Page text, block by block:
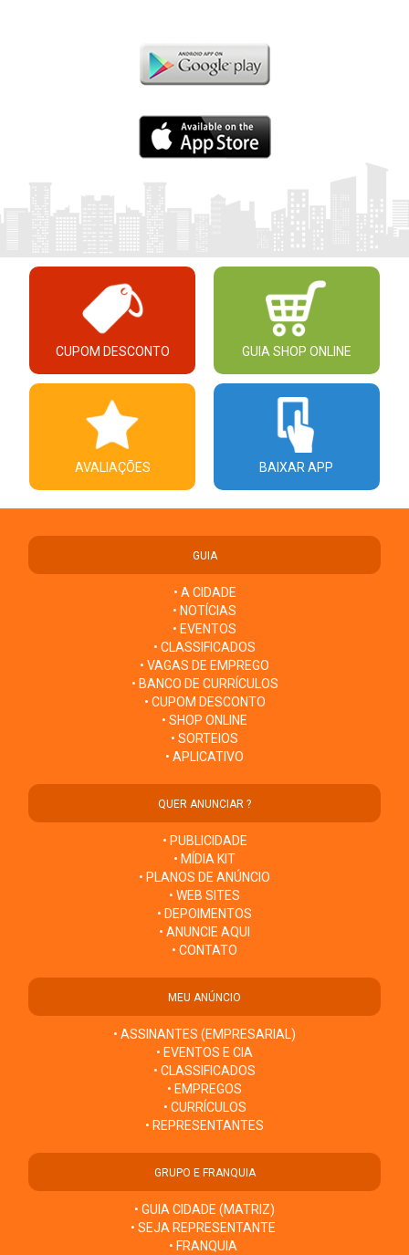
CUPOM DESCONTO GUIA SHOP ONLINE
AVALIAÇÕES BAIXAR APP
GUIA
• A CIDADE
• NOTÍCIAS
• EVENTOS
• CLASSIFICADOS
• VAGAS DE EMPREGO
• BANCO DE CURRÍCULOS
• CUPOM DESCONTO
• SHOP ONLINE
• SORTEIOS
• APLICATIVO
QUER ANUNCIAR ?
• PUBLICIDADE
• MÍDIA KIT
• PLANOS DE ANÚNCIO
• WEB SITES
• DEPOIMENTOS
• ANUNCIE AQUI
• CONTATO
MEU ANÚNCIO
• ASSINANTES (EMPRESARIAL)
• EVENTOS E CIA
• CLASSIFICADOS
• EMPREGOS
• CURRÍCULOS
• REPRESENTANTES
GRUPO E FRANQUIA
• GUIA CIDADE (MATRIZ)
• SEJA REPRESENTANTE
• FRANQUIA